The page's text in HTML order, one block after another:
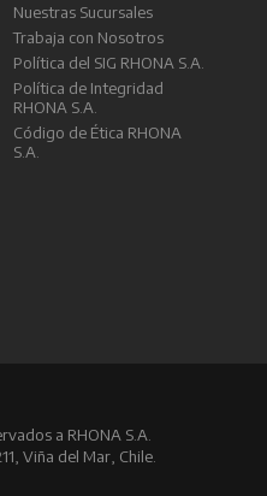
Nuestras Sucursales
Trabaja con Nosotros
Política del SIG RHONA S.A.
Política de Integridad
RHONA S.A.
Código de Ética RHONA
S.A.
a RHONA S.A.
Viña del Mar, Chile.